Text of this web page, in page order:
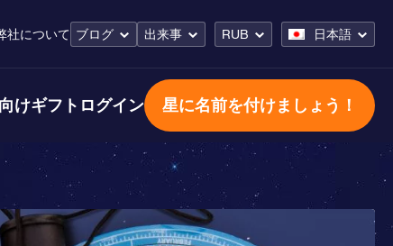
社について ブログ 出来事 RUB 日本語
けギフト ログイン 星に名前を付けましょう！